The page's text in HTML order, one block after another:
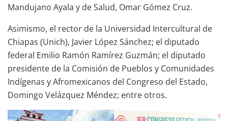
Mandujano Ayala y de Salud, Omar Gómez Cruz.
Asimismo, el rector de la Universidad Intercultural de
Chiapas (Unich), Javier López Sánchez; el diputado
federal Emilio Ramón Ramírez Guzmán; el diputado
presidente de la Comisión de Pueblos y Comunidades
Indígenas y Afromexicanos del Congreso del Estado,
Domingo Velázquez Méndez; entre otros.